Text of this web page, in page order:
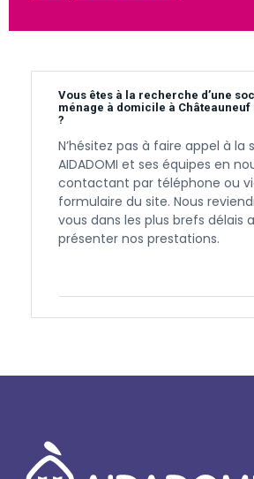
Vous êtes à la recherche d’une
ménage à domicile à
?
N’hésitez pas à faire appel à la
AIDADOMI et ses équipes en
contactant par téléphone ou
formulaire du site. Nous
vous dans les plus brefs délais
présenter nos prestations.